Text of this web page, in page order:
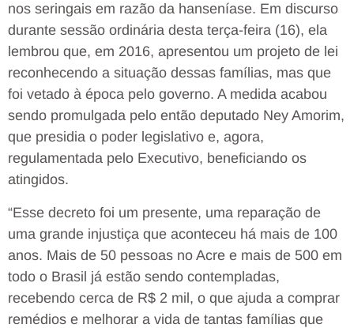
nos seringais em razão da hanseníase. Em discurso
durante sessão ordinária desta terça-feira (16), ela
lembrou que, em 2016, apresentou um projeto de lei
reconhecendo a situação dessas famílias, mas que
foi vetado à época pelo governo. A medida acabou
sendo promulgada pelo então deputado Ney Amorim,
que presidia o poder legislativo e, agora,
regulamentada pelo Executivo, beneficiando os
atingidos.
“Esse decreto foi um presente, uma reparação de
uma grande injustiça que aconteceu há mais de 100
anos. Mais de 50 pessoas no Acre e mais de 500 em
todo o Brasil já estão sendo contempladas,
recebendo cerca de R$ 2 mil, o que ajuda a comprar
remédios e melhorar a vida de tantas famílias que